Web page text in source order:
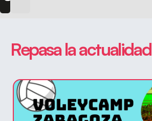
Repasa la actualidad